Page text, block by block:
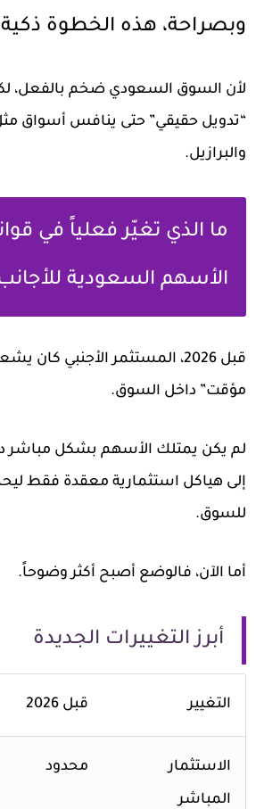
وبصراحة، هذه الخطوة ذكية
لأن السوق السعودي ضخم بالفعل،
“تدويل حقيقي” حتى ينافس أسواق
والبرازيل.
ما الذي تغيّر فعلياً في
الأسهم السعودية
قبل 2026، المستثمر الأجنبي
مؤقت” داخل السوق.
لم يكن يمتلك الأسهم بشكل مباشر
إلى هياكل استثمارية معقدة فقط
للسوق.
أما الآن، فالوضع أصبح أكثر وضوحاً.
أبرز التغييرات الجديدة
التغيير قبل 2026
الاستثمار
المباشر
محدود